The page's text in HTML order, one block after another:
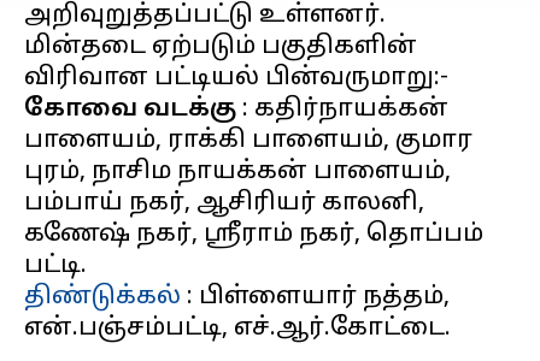
அறிவுறுத்தப்பட்டு உள்ளனர்.
மின்தடை ஏற்படும் பகுதிகளின்
கோவை வடக்கு : கதிர்நாயக்கன்
பாளையம், ராக்கி பாளையம், குமார
புரம், நாசிம நாயக்கன் பாளையம்,
பம்பாய் நகர், ஆசிரியர் காலனி,
கணேஷ் நகர், ஸ்ரீராம் நகர், தொப்பம்
திண்டுக்கல் : பிள்ளையார் நத்தம்,